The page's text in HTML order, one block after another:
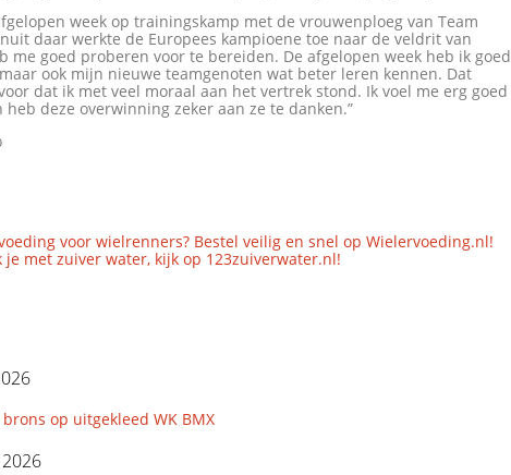
week op trainingskamp met de vrouwenploeg van Team
daar werkte de Europees kampioene toe naar de veldrit van
me goed proberen voor te bereiden. De afgelopen week heb ik goed
ook mijn nieuwe teamgenoten wat beter leren kennen. Dat
dat ik met veel moraal aan het vertrek stond. Ik voel me erg goed
heb deze overwinning zeker aan ze te danken.”
voor wielrenners? Bestel veilig en snel op Wielervoeding.nl!
met zuiver water, kijk op 123zuiverwater.nl!
op uitgekleed WK BMX